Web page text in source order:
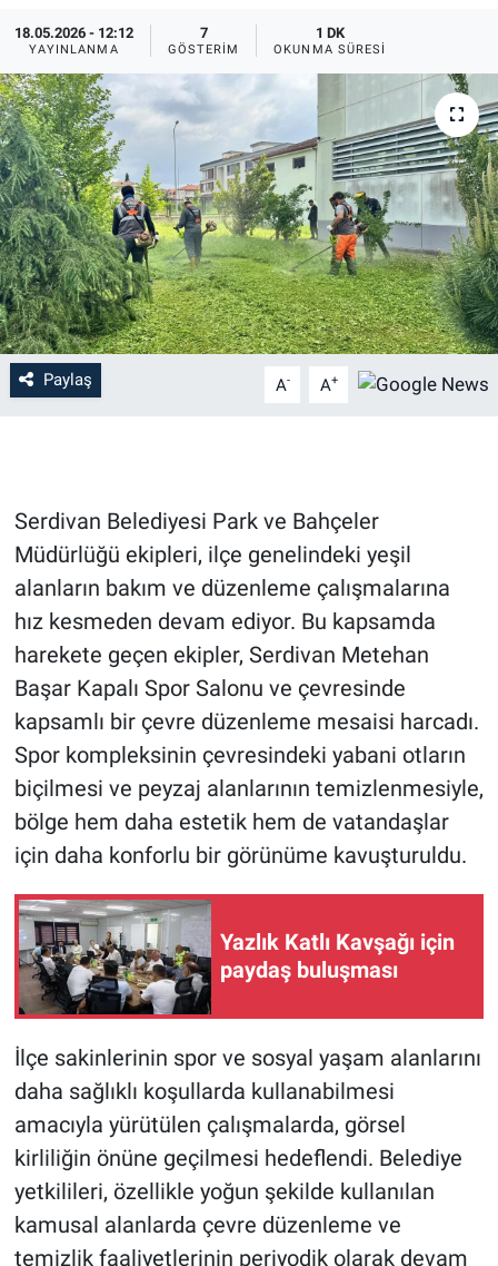
18.05.2026 - 12:12
YAYINLANMA
7
GÖSTERIM
1 DK
OKUNMA SÜRESI
Paylaş A- A+
Serdivan Belediyesi Park ve Bahçeler
Müdürlüğü ekipleri, ilçe genelindeki yeşil
alanların bakım ve düzenleme çalışmalarına
hız kesmeden devam ediyor. Bu kapsamda
harekete geçen ekipler, Serdivan Metehan
Başar Kapalı Spor Salonu ve çevresinde
kapsamlı bir çevre düzenleme mesaisi harcadı.
Spor kompleksinin çevresindeki yabani otların
biçilmesi ve peyzaj alanlarının temizlenmesiyle,
bölge hem daha estetik hem de vatandaşlar
için daha konforlu bir görünüme kavuşturuldu.
Yazlık Katlı Kavşağı için
paydaş buluşması
İlçe sakinlerinin spor ve sosyal yaşam alanlarını
daha sağlıklı koşullarda kullanabilmesi
amacıyla yürütülen çalışmalarda, görsel
kirliliğin önüne geçilmesi hedeflendi. Belediye
yetkilileri, özellikle yoğun şekilde kullanılan
kamusal alanlarda çevre düzenleme ve
temizlik faaliyetlerinin periyodik olarak devam